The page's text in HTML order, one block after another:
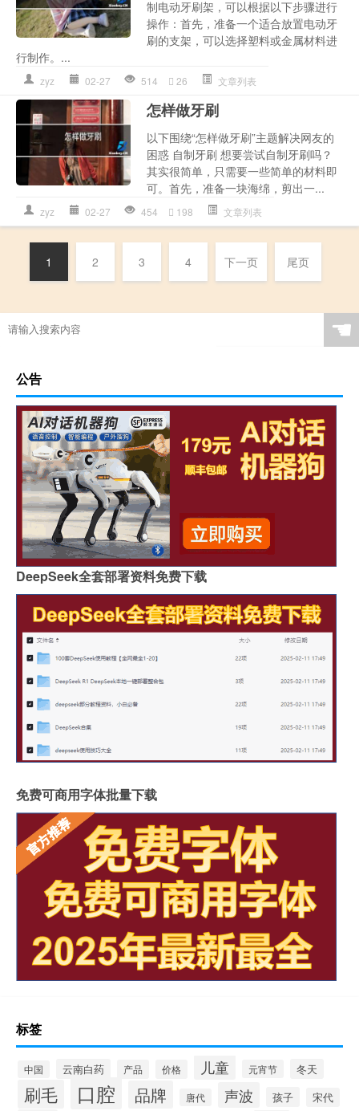
制电动牙刷架，可以根据以下步骤进行
操作：首先，准备一个适合放置电动牙
刷的支架，可以选择塑料或金属材料进
行制作。...
zyz 02-27 514 26 文章列表
怎样做牙刷
以下围绕“怎样做牙刷”主题解决网友的
困惑 自制牙刷 想要尝试自制牙刷吗？
其实很简单，只需要一些简单的材料即
可。首先，准备一块海绵，剪出一...
zyz 02-27 454 198 文章列表
1 2 3 4 下一页 尾页
☚
公告
DeepSeek全套部署资料免费下载
免费可商用字体批量下载
标签
中国 云南白药 产品 价格 儿童 元宵节 冬天
刷毛 口腔 品牌 唐代 声波 孩子 宋代